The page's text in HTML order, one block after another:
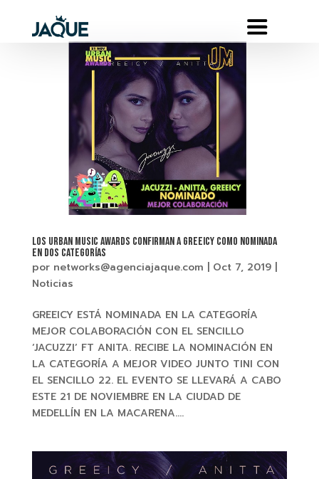
LOS URBAN MUSIC AWARDS CONFIRMAN A GREEICY COMO NOMINADA
EN DOS CATEGORÍAS
por networks@agenciajaque.com Oct 7, 2019|
Noticias
GREEICY ESTÁ NOMINADA EN LA CATEGORÍA
MEJOR COLABORACIÓN CON EL SENCILLO
‘JACUZZI’ FT ANITA. RECIBE LA NOMINACIÓN EN
LA CATEGORÍA A MEJOR VIDEO JUNTO TINI CON
EL SENCILLO 22. EL EVENTO SE LLEVARÁ A CABO
ESTE 21 DE NOVIEMBRE EN LA CIUDAD DE
MEDELLÍN EN LA MACARENA....